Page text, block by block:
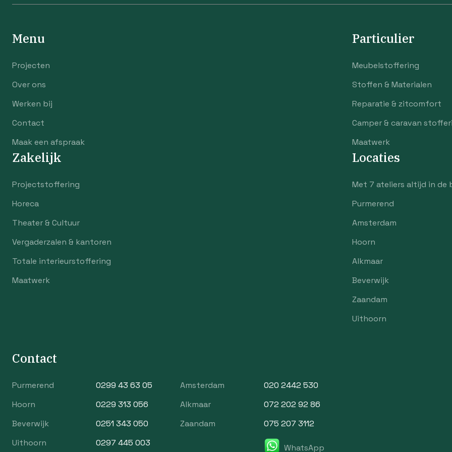
Menu
Projecten
Over ons
Werken bij
Contact
Maak een afspraak
Particulier
Meubelstoffering
Stoffen & Materialen
Reparatie & zitcomfort
Camper & caravan
Maatwerk
Zakelijk
Projectstoffering
Horeca
Theater & Cultuur
Vergaderzalen & kantoren
Totale interieurstoffering
Maatwerk
Locaties
Met 7 ateliers altijd in de
Purmerend
Amsterdam
Hoorn
Alkmaar
Beverwijk
Zaandam
Uithoorn
Contact
Purmerend 0299 43 63 05 Amsterdam
020 2442 530
Hoorn
0229 313 056 Alkmaar
072 202 92 86
Beverwijk
0251 343 050 Zaandam
075 207 3112
Uithoorn
0297 445 003 WhatsApp